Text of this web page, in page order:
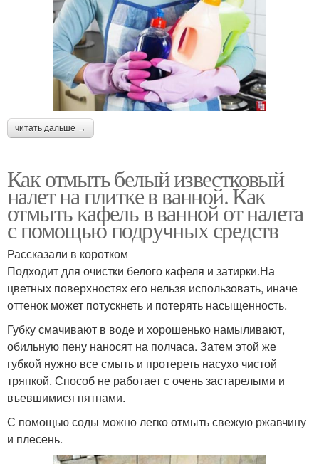
читать дальше →
Как отмыть белый известковый
налет на плитке в ванной. Как
отмыть кафель в ванной от налета
с помощью подручных средств
Рассказали в коротком
Подходит для очистки белого кафеля и затирки.На
цветных поверхностях его нельзя использовать, иначе
оттенок может потускнеть и потерять насыщенность.
Губку смачивают в воде и хорошенько намыливают,
обильную пену наносят на полчаса. Затем этой же
губкой нужно все смыть и протереть насухо чистой
тряпкой. Способ не работает с очень застарелыми и
въевшимися пятнами.
С помощью соды можно легко отмыть свежую ржавчину
и плесень.